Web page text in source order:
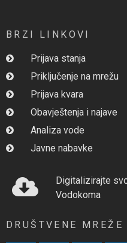
BRZI LINKOVI
Prijava stanja
Priključenje na mrežu
Prijava kvara
Obavještenja i najave
Analiza vode
Javne nabavke
Digitalizirajte
Vodokoma
DRUŠTVENE MREŽE